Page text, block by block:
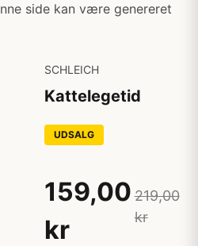
side kan være genereret
SCHLEICH
Kattelegetid
UDSALG
159,00
kr
219,00
kr